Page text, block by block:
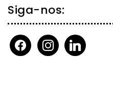
Siga-nos:
facebookinstagramlinkedin